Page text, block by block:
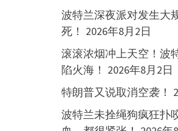
波特兰深夜派对发生大
死！ 2026年8月2日
滚滚浓烟冲上天空！波
陷火海！ 2026年8月2日
特朗普又说取消空袭！
波特兰未拴绳狗疯狂扑